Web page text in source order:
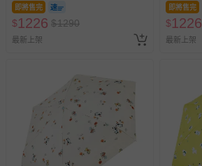
即將售完
$1226 $1290
最新上架
即將售完
$1226
最新上架